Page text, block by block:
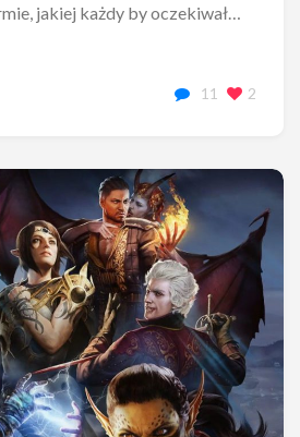
jakiej każdy by oczekiwał…
11 2